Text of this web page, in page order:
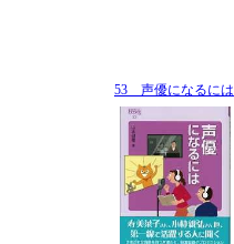
53 声優になるには